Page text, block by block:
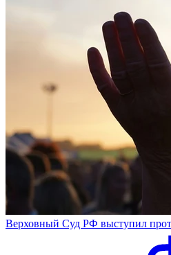
Верховный Суд РФ выступил